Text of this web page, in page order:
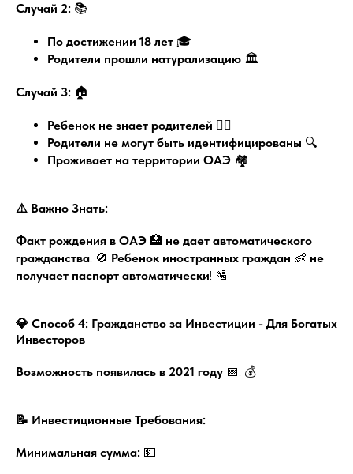
Случай 2: 📚
По достижении 18 лет 🎓
Родители прошли натурализацию 🏛️
Случай 3: 🏠
Ребенок не знает родителей 🤷‍♂️
Родители не могут быть идентифицированы 🔍
Проживает на территории ОАЭ 🏘️
⚠️ Важно Знать:
Факт рождения в ОАЭ 🏥 не дает автоматического
гражданства! 🚫 Ребенок иностранных граждан 👶 не
получает паспорт автоматически! 🛂
💎 Способ 4: Гражданство за Инвестиции - Для Богатых
Инвесторов
Возможность появилась в 2021 году 📅! 💰
📝 Инвестиционные Требования:
Минимальная сумма: 💵